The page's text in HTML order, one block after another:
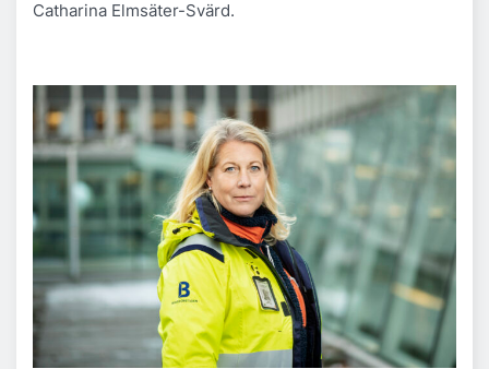
Catharina Elmsäter-Svärd.